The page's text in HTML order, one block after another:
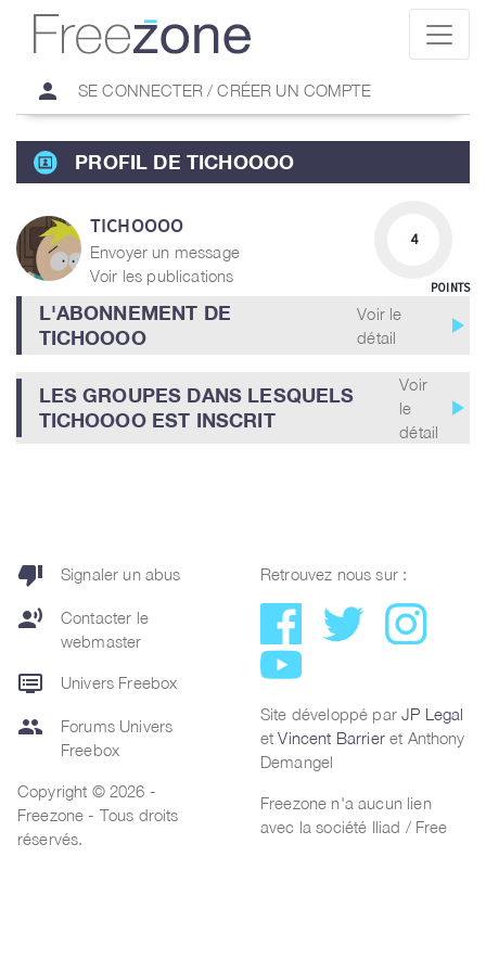
person SE CONNECTER / CRÉER UN COMPTE
PROFIL DE TICHOOOO
TICHOOOO
Envoyer un message
Voir les publications
4
POINTS
L'ABONNEMENT DE
TICHOOOO
Voir le
détail
play_arrow
LES GROUPES DANS LESQUELS
TICHOOOO EST INSCRIT
Voir
le
détail
play_arrow
thumb_down Signaler un abus
record_voice_over
Contacter le
webmaster
dvr Univers Freebox
group
Forums Univers
Freebox
Copyright © 2026 -
Freezone - Tous droits
réservés.
Retrouvez nous sur :
Site développé parJP Legal
etVincent Barrieret Anthony
Demangel
Freezone n'a aucun lien
avec la société Iliad / Free